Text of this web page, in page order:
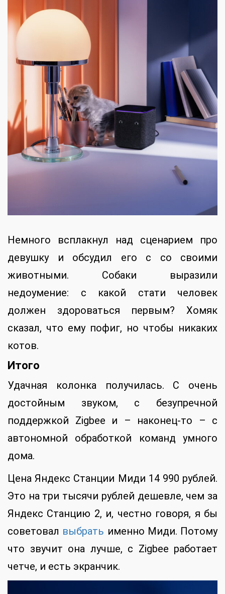
Немного всплакнул над сценарием про
девушку и обсудил его с со своими
животными. Собаки выразили
недоумение: с какой стати человек
должен здороваться первым? Хомяк
сказал, что ему пофиг, но чтобы никаких
котов.
Итого
Удачная колонка получилась. С очень
достойным звуком, с безупречной
поддержкой Zigbee и – наконец-то – с
автономной обработкой команд умного
дома.
Цена Яндекс Станции Миди 14 990 рублей.
Это на три тысячи рублей дешевле, чем за
Яндекс Станцию 2, и, честно говоря, я бы
советовал выбрать именно Миди. Потому
что звучит она лучше, с Zigbee работает
четче, и есть экранчик.